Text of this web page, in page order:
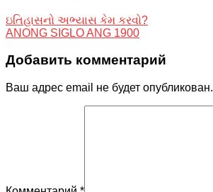
ઇતિહાસનો અભ્યાસ કેમ કરવો?
ANONG SIGLO ANG 1900
Добавить комментарий
Ваш адрес email не будет опубликован.